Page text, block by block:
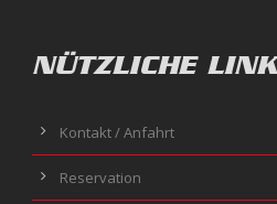
Kontakt / Anfahrt